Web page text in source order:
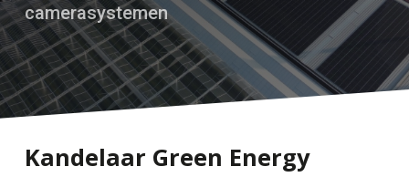
camerasystemen
Kandelaar Green Energy